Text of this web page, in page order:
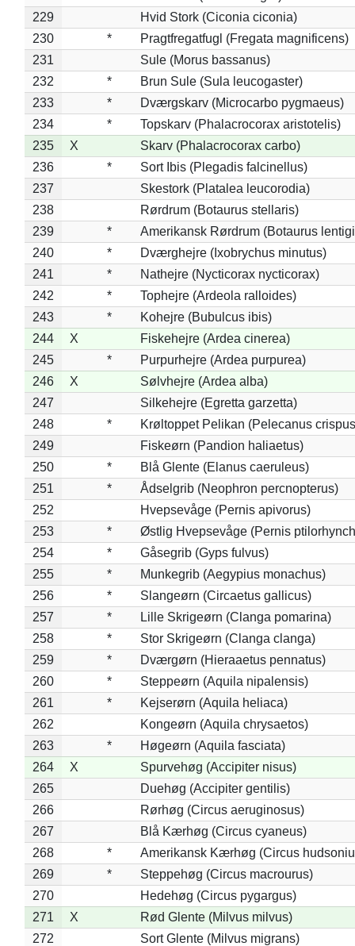
229
Hvid Stork (Ciconia ciconia)
230
*
Pragtfregatfugl (Fregata magnificens)
231
Sule (Morus bassanus)
232
*
Brun Sule (Sula leucogaster)
233
*
Dværgskarv (Microcarbo pygmaeus)
234
*
Topskarv (Phalacrocorax aristotelis)
235
X
Skarv (Phalacrocorax carbo)
236
*
Sort Ibis (Plegadis falcinellus)
237
Skestork (Platalea leucorodia)
238
Rørdrum (Botaurus stellaris)
239
*
Amerikansk Rørdrum (Botaurus
240
*
Dværghejre (Ixobrychus minutus)
241
*
Nathejre (Nycticorax nycticorax)
242
*
Tophejre (Ardeola ralloides)
243
*
Kohejre (Bubulcus ibis)
244
X
Fiskehejre (Ardea cinerea)
245
*
Purpurhejre (Ardea purpurea)
246
X
Sølvhejre (Ardea alba)
247
Silkehejre (Egretta garzetta)
248
*
Krøltoppet Pelikan (Pelecanus
249
Fiskeørn (Pandion haliaetus)
250
*
Blå Glente (Elanus caeruleus)
251
*
Ådselgrib (Neophron percnopterus)
252
Hvepsevåge (Pernis apivorus)
253
*
Østlig Hvepsevåge (Pernis
254
*
Gåsegrib (Gyps fulvus)
255
*
Munkegrib (Aegypius monachus)
256
*
Slangeørn (Circaetus gallicus)
257
*
Lille Skrigeørn (Clanga pomarina)
258
*
Stor Skrigeørn (Clanga clanga)
259
*
Dværgørn (Hieraaetus pennatus)
260
*
Steppeørn (Aquila nipalensis)
261
*
Kejserørn (Aquila heliaca)
262
Kongeørn (Aquila chrysaetos)
263
*
Høgeørn (Aquila fasciata)
264
X
Spurvehøg (Accipiter nisus)
265
Duehøg (Accipiter gentilis)
266
Rørhøg (Circus aeruginosus)
267
Blå Kærhøg (Circus cyaneus)
268
*
Amerikansk Kærhøg (Circus
269
*
Steppehøg (Circus macrourus)
270
Hedehøg (Circus pygargus)
271
X
Rød Glente (Milvus milvus)
272
Sort Glente (Milvus migrans)